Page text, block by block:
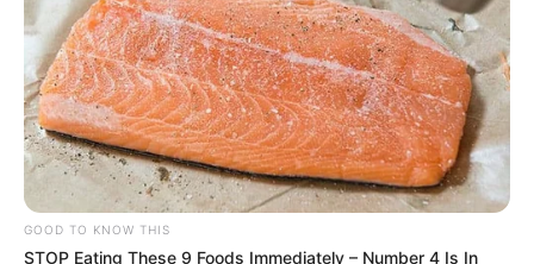
GOOD TO KNOW THIS
STOP Eating These 9 Foods Immediately – Number 4 Is In